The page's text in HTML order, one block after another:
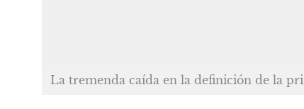
La tremenda caída en la definición de la